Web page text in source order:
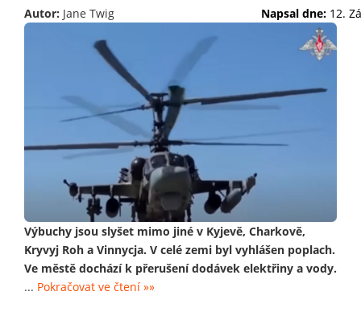
Autor: Jane Twig Napsal dne: 12.
Výbuchy jsou slyšet mimo jiné v Kyjevě, Charkově,
Kryvyj Roh a Vinnycja. V celé zemi byl vyhlášen poplach.
Ve městě dochází k přerušení dodávek elektřiny a vody.
... Pokračovat ve čtení »»